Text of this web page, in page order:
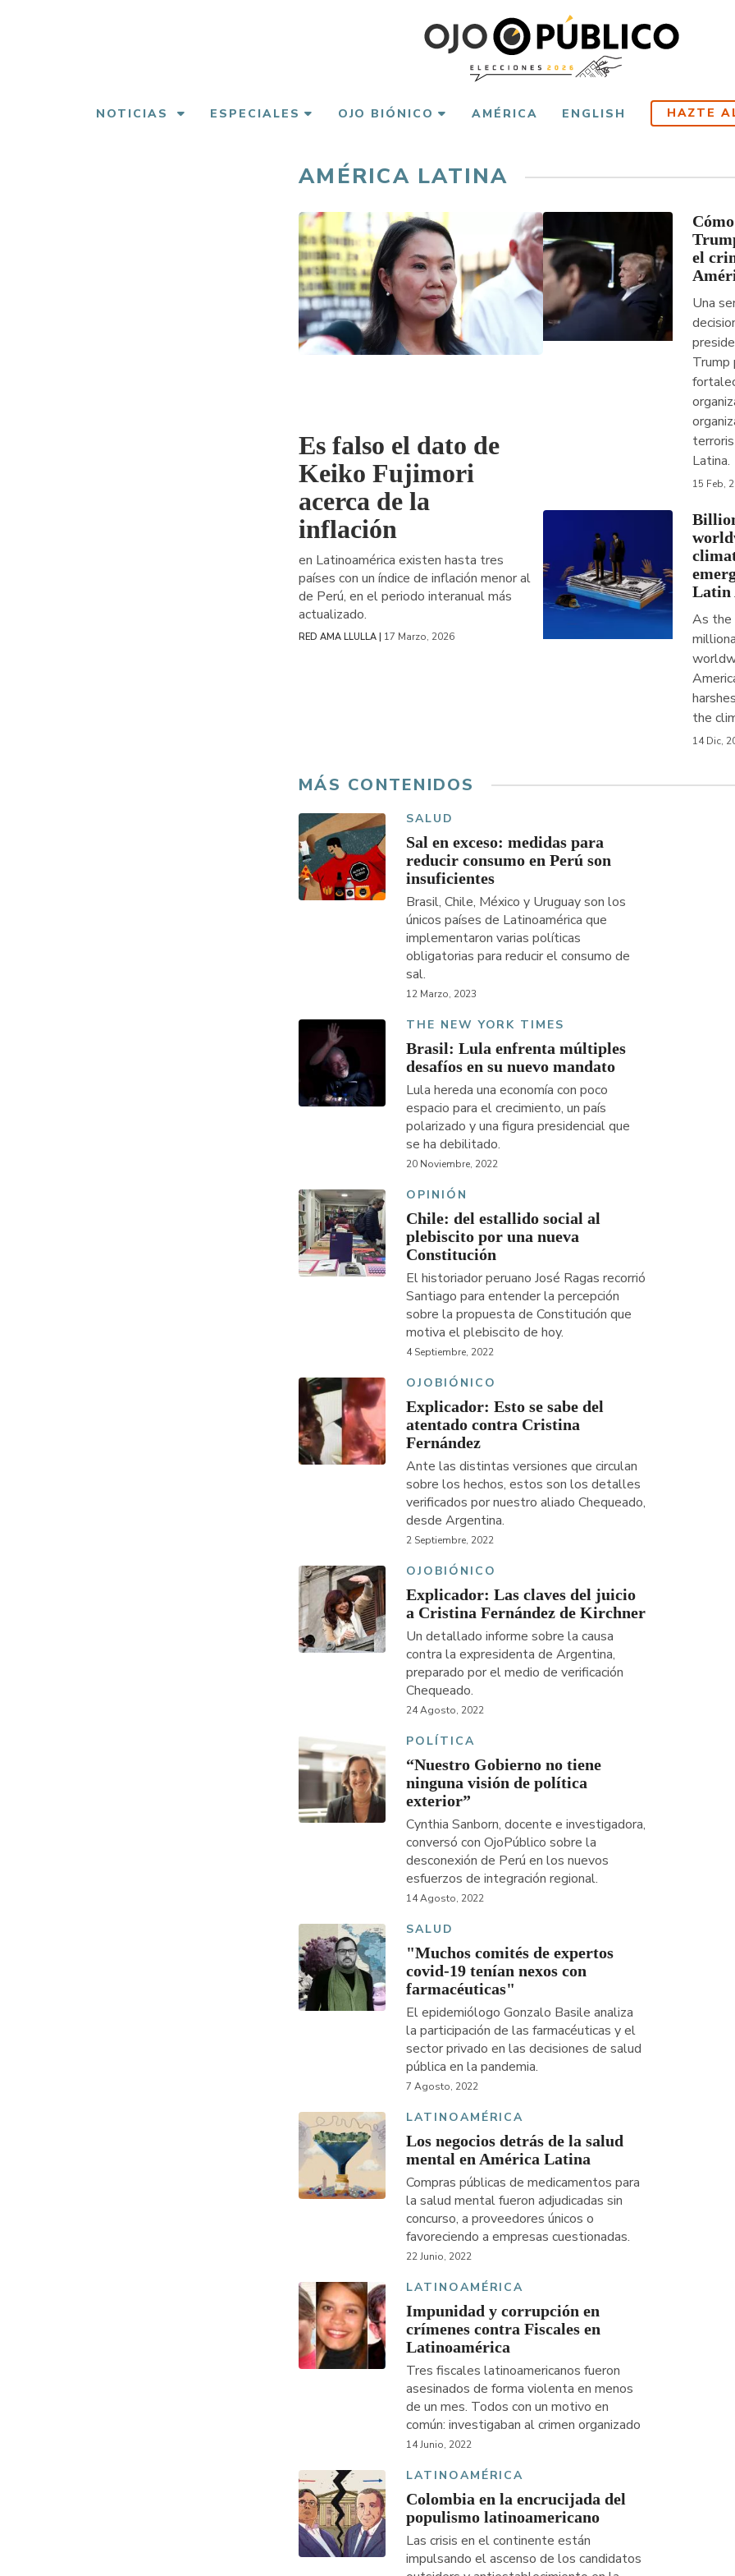
NOTICIAS ESPECIALES OJO BIÓNICO AMÉRICA ENGLISH HAZTE
AMÉRICA LATINA
Es falso el dato de
Keiko Fujimori
acerca de la
inflación
en Latinoamérica existen hasta tres
países con un índice de inflación menor al
de Perú, en el periodo interanual más
actualizado.
RED AMA LLULLA | 17 Marzo, 2026
el
Una
Trump
Latina.
15 Feb,
Latin
As
the
14 Dic,
MÁS CONTENIDOS
SALUD
Sal en exceso: medidas para
reducir consumo en Perú son
insuficientes
Brasil, Chile, México y Uruguay son los
únicos países de Latinoamérica que
implementaron varias políticas
obligatorias para reducir el consumo de
sal.
12 Marzo, 2023
THE NEW YORK TIMES
Brasil: Lula enfrenta múltiples
desafíos en su nuevo mandato
Lula hereda una economía con poco
espacio para el crecimiento, un país
polarizado y una figura presidencial que
se ha debilitado.
20 Noviembre, 2022
OPINIÓN
Chile: del estallido social al
plebiscito por una nueva
Constitución
El historiador peruano José Ragas recorrió
Santiago para entender la percepción
sobre la propuesta de Constitución que
motiva el plebiscito de hoy.
4 Septiembre, 2022
OJOBIÓNICO
Explicador: Esto se sabe del
atentado contra Cristina
Fernández
Ante las distintas versiones que circulan
sobre los hechos, estos son los detalles
verificados por nuestro aliado Chequeado,
desde Argentina.
2 Septiembre, 2022
OJOBIÓNICO
Explicador: Las claves del juicio
a Cristina Fernández de Kirchner
Un detallado informe sobre la causa
contra la expresidenta de Argentina,
preparado por el medio de verificación
Chequeado.
24 Agosto, 2022
POLÍTICA
“Nuestro Gobierno no tiene
ninguna visión de política
exterior”
Cynthia Sanborn, docente e investigadora,
conversó con OjoPúblico sobre la
desconexión de Perú en los nuevos
esfuerzos de integración regional.
14 Agosto, 2022
SALUD
"Muchos comités de expertos
covid-19 tenían nexos con
farmacéuticas"
El epidemiólogo Gonzalo Basile analiza
la participación de las farmacéuticas y el
sector privado en las decisiones de salud
pública en la pandemia.
7 Agosto, 2022
LATINOAMÉRICA
Los negocios detrás de la salud
mental en América Latina
Compras públicas de medicamentos para
la salud mental fueron adjudicadas sin
concurso, a proveedores únicos o
favoreciendo a empresas cuestionadas.
22 Junio, 2022
LATINOAMÉRICA
Impunidad y corrupción en
crímenes contra Fiscales en
Latinoamérica
Tres fiscales latinoamericanos fueron
asesinados de forma violenta en menos
de un mes. Todos con un motivo en
común: investigaban al crimen organizado
14 Junio, 2022
LATINOAMÉRICA
Colombia en la encrucijada del
populismo latinoamericano
Las crisis en el continente están
impulsando el ascenso de los candidatos